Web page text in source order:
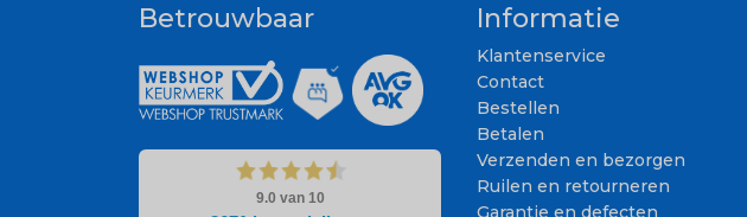
Betrouwbaar Informatie
Klantenservice
Contact
Bestellen
Betalen
Verzenden en bezorgen
Ruilen en retourneren
Garantie en defecten